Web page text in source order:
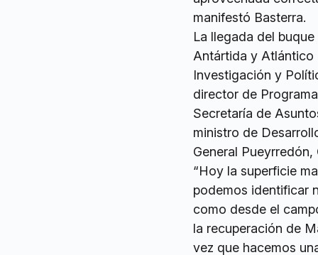
manifestó Basterra.
La llegada del
Antártida y Atlántico
Investigación y
director de
Secretaría de
ministro de
General
“Hoy la superficie
podemos identificar
como desde el
la recuperación de
vez que hacemos